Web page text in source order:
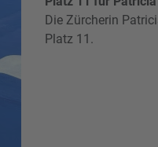
Die Zürcherin
Platz 11.